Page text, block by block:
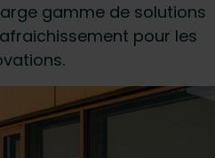
gamme de solutions
pour les